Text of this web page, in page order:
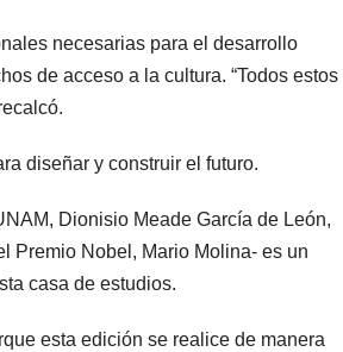
necesarias para el desarrollo
de acceso a la cultura. “Todos estos
diseñar y construir el futuro.
Dionisio Meade García de León,
Premio Nobel, Mario Molina- es un
casa de estudios.
esta edición se realice de manera